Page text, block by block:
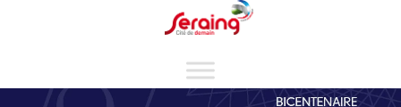
Cookies management panel